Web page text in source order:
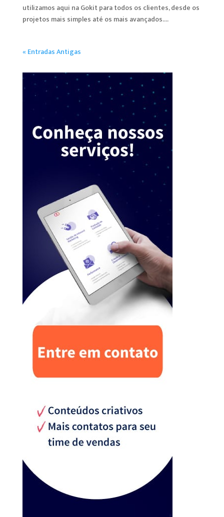
utilizamos aqui na Gokit para todos os clientes, desde os
projetos mais simples até os mais avançados....
« Entradas Antigas